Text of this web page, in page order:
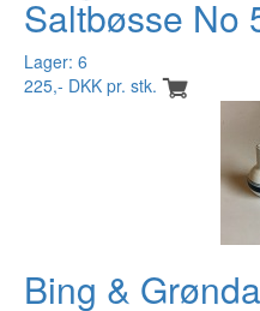
Saltbøsse No
Lager: 6
225,- DKK pr. stk.
Bing &